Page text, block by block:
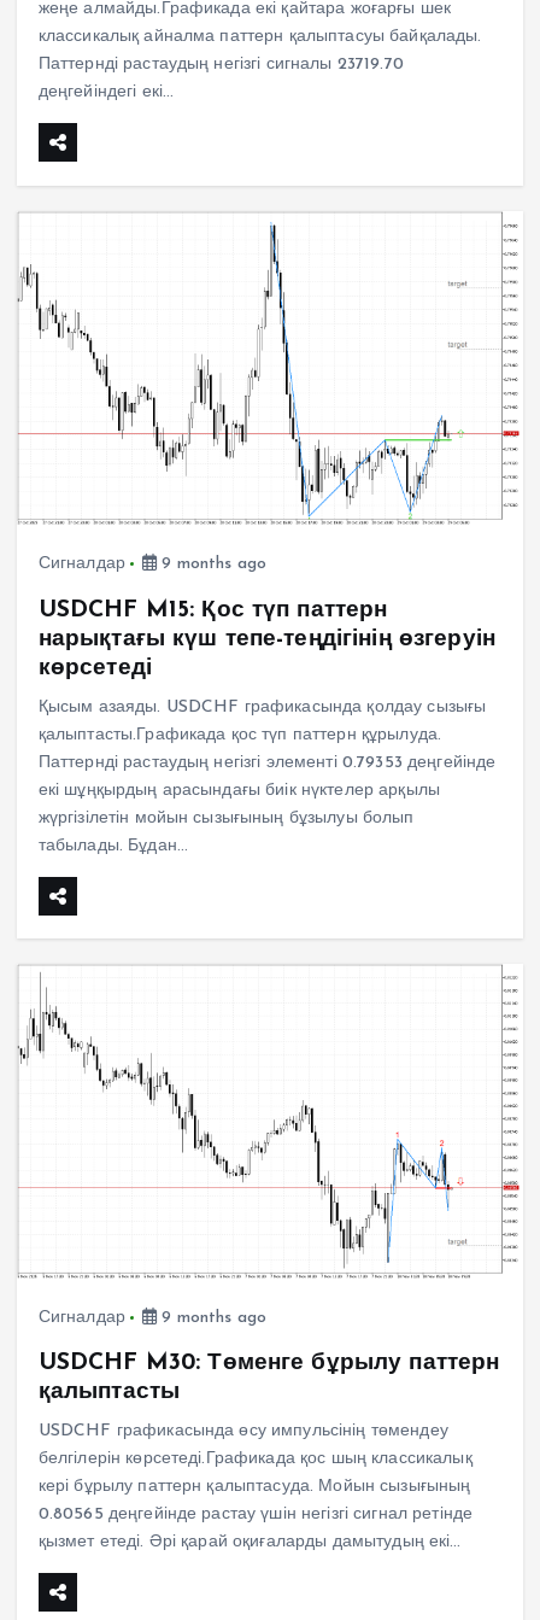
жеңе алмайды.Графикада екі қайтара жоғарғы шек
классикалық айналма паттерн қалыптасуы байқалады.
Паттернді растаудың негізгі сигналы 23719.70
деңгейіндегі екі…
Сигналдар 9 months ago
USDCHF M15: Қос түп паттерн
нарықтағы күш тепе-теңдігінің өзгеруін
көрсетеді
Қысым азаяды. USDCHF графикасында қолдау сызығы
қалыптасты.Графикада қос түп паттерн құрылуда.
Паттернді растаудың негізгі элементі 0.79353 деңгейінде
екі шұңқырдың арасындағы биік нүктелер арқылы
жүргізілетін мойын сызығының бұзылуы болып
табылады. Бұдан…
Сигналдар 9 months ago
USDCHF M30: Төменге бұрылу паттерн
қалыптасты
USDCHF графикасында өсу импульсінің төмендеу
белгілерін көрсетеді.Графикада қос шың классикалық
кері бұрылу паттерн қалыптасуда. Мойын сызығының
0.80565 деңгейінде растау үшін негізгі сигнал ретінде
қызмет етеді. Әрі қарай оқиғаларды дамытудың екі…